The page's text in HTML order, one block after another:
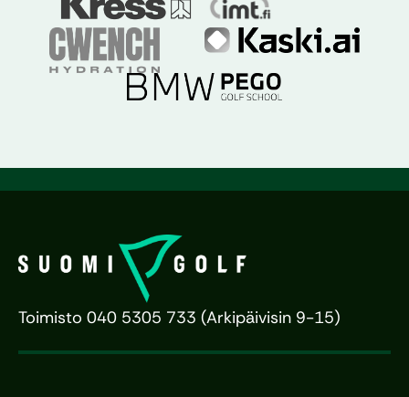
Toimisto 040 5305 733 (Arkipäivisin 9-15)